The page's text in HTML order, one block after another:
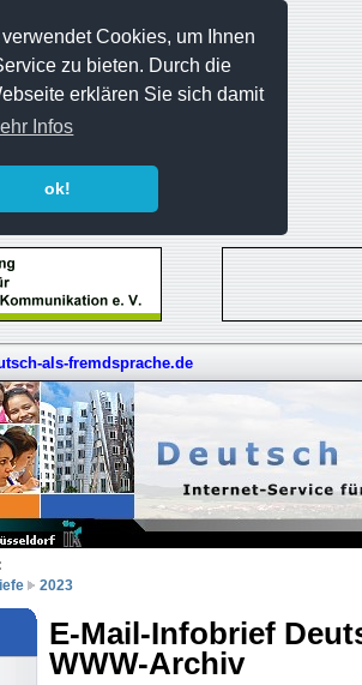
Cookies, um Ihnen
zu bieten. Durch die
erklären Sie sich damit
Infos
ok!
als-fremdsprache.de
2023
E-Mail-Infobrief
WWW-Archiv